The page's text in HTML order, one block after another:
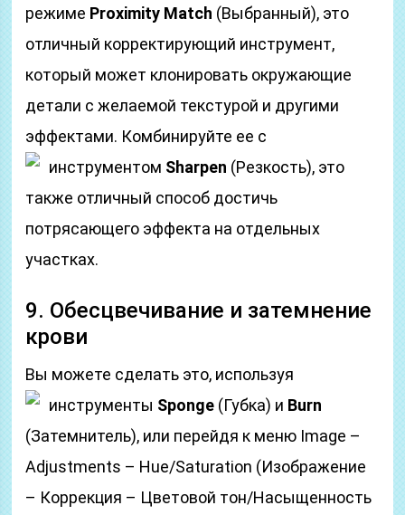
режиме Proximity Match (Выбранный), это
отличный корректирующий инструмент,
который может клонировать окружающие
детали с желаемой текстурой и другими
эффектами. Комбинируйте ее с
инструментом Sharpen (Резкость), это
также отличный способ достичь
потрясающего эффекта на отдельных
участках.
9. Обесцвечивание и затемнение
крови
Вы можете сделать это, используя
инструменты Sponge (Губка) и Burn
(Затемнитель), или перейдя к меню Image –
Adjustments – Hue/Saturation (Изображение
– Коррекция – Цветовой тон/Насыщенность